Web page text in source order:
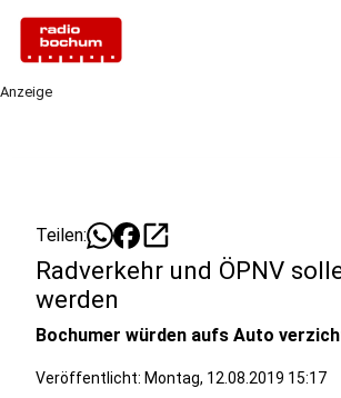
Anzeige
Teilen: open_in_new
Radverkehr und ÖPNV
werden
Bochumer würden aufs Auto
Veröffentlicht: Montag, 12.08.2019 15:17